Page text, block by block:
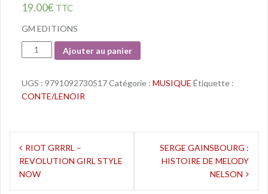
19.00€ TTC
GM EDITIONS
Quantité
Ajouter au panier
UGS : 9791092730517Catégorie : MUSIQUE Étiquette :
CONTE/LENOIR
Navigation
de
RIOT GRRRL –
REVOLUTION GIRL STYLE
NOW
SERGE GAINSBOURG :
HISTOIRE DE MELODY
NELSON